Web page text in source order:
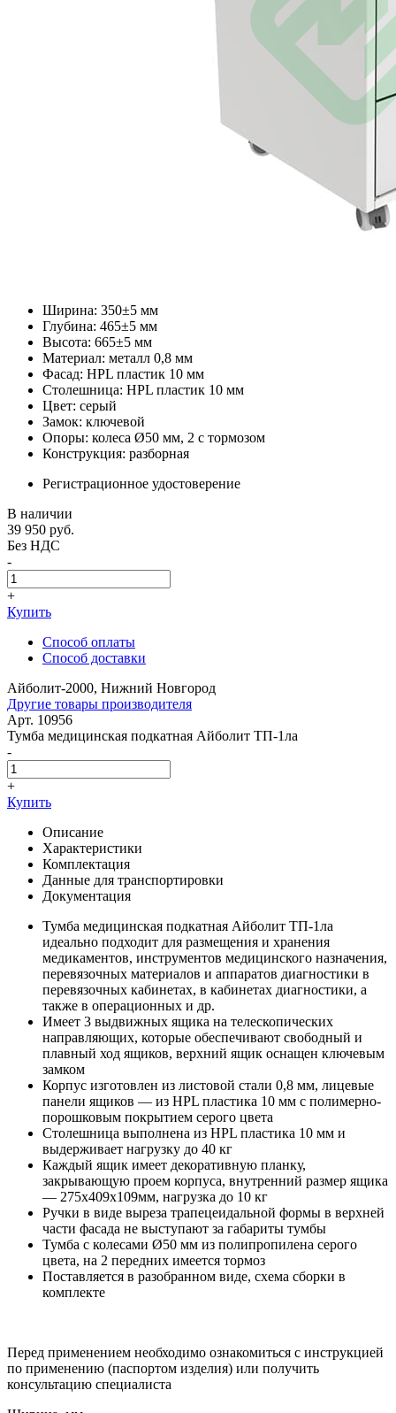
Ширина: 350±5 мм
Глубина: 465±5 мм
Высота: 665±5 мм
Материал: металл 0,8 мм
Фасад: HPL пластик 10 мм
Столешница: HPL пластик 10 мм
Цвет: серый
Замок: ключевой
Опоры: колеса Ø50 мм, 2 с тормозом
Конструкция: разборная
Регистрационное удостоверение
В наличии
39 950 руб.
Без НДС
-
+
Купить
Способ оплаты
Способ доставки
Айболит-2000, Нижний Новгород
Другие товары производителя
Арт. 10956
Тумба медицинская подкатная Айболит ТП-1ла
-
+
Купить
Описание
Характеристики
Комплектация
Данные для транспортировки
Документация
Тумба медицинская подкатная Айболит ТП-1ла
идеально подходит для размещения и хранения
медикаментов, инструментов медицинского назначения,
перевязочных материалов и аппаратов диагностики в
перевязочных кабинетах, в кабинетах диагностики, а
также в операционных и др.
Имеет 3 выдвижных ящика на телескопических
направляющих, которые обеспечивают свободный и
плавный ход ящиков, верхний ящик оснащен ключевым
замком
Корпус изготовлен из листовой стали 0,8 мм, лицевые
панели ящиков — из HPL пластика 10 мм с полимерно-
порошковым покрытием серого цвета
Столешница выполнена из HPL пластика 10 мм и
выдерживает нагрузку до 40 кг
Каждый ящик имеет декоративную планку,
закрывающую проем корпуса, внутренний размер ящика
— 275x409x109мм, нагрузка до 10 кг
Ручки в виде выреза трапецеидальной формы в верхней
части фасада не выступают за габариты тумбы
Тумба с колесами Ø50 мм из полипропилена серого
цвета, на 2 передних имеется тормоз
Поставляется в разобранном виде, схема сборки в
комплекте
Перед применением необходимо ознакомиться с инструкцией
по применению (паспортом изделия) или получить
консультацию специалиста